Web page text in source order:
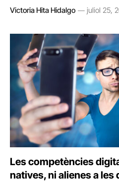
Victoria Hita Hidalgo juliol 25,
Les competències
natives, ni alienes a les